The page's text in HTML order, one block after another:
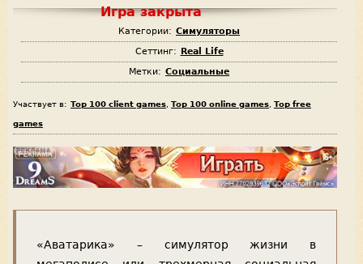
Игра закрыта
Категории: Симуляторы
Сеттинг: Real Life
Метки: Социальные
Участвует в: Top 100 client games Top 100 online games Top free
games
«Аватарика» – симулятор жизни в